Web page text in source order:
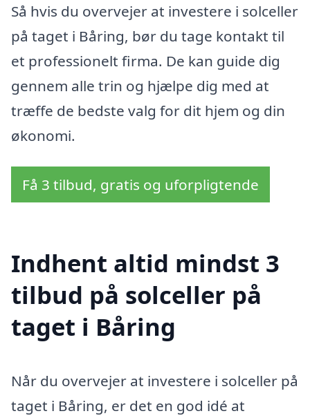
Så hvis du overvejer at investere i solceller
på taget i Båring, bør du tage kontakt til
et professionelt firma. De kan guide dig
gennem alle trin og hjælpe dig med at
træffe de bedste valg for dit hjem og din
økonomi.
Få 3 tilbud, gratis og uforpligtende
Indhent altid mindst 3
tilbud på solceller på
taget i Båring
Når du overvejer at investere i solceller på
taget i Båring, er det en god idé at